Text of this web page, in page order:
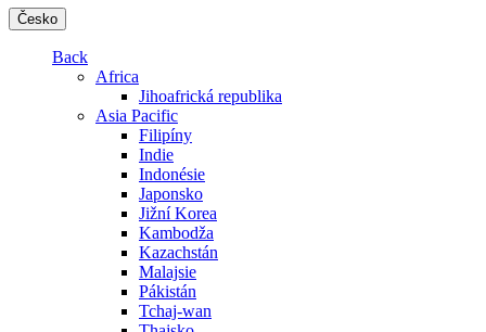
Česko
Back
Africa
Jihoafrická republika
Asia Pacific
Filipíny
Indie
Indonésie
Japonsko
Jižní Korea
Kambodža
Kazachstán
Malajsie
Pákistán
Tchaj-wan